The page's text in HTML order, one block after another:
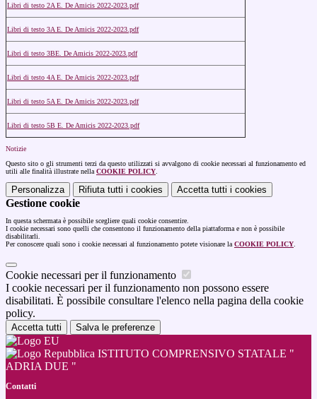
Libri di testo 2A E. De Amicis 2022-2023.pdf
Libri di testo 3A E. De Amicis 2022-2023.pdf
Libri di testo 3BE. De Amicis 2022-2023.pdf
Libri di testo 4A E. De Amicis 2022-2023.pdf
Libri di testo 5A E. De Amicis 2022-2023.pdf
Libri di testo 5B E. De Amicis 2022-2023.pdf
Notizie
Questo sito o gli strumenti terzi da questo utilizzati si avvalgono di cookie necessari al funzionamento ed
utili alle finalità illustrate nella COOKIE POLICY
Personalizza Rifiuta tutti i cookies Accetta tutti i cookies
Gestione cookie
In questa schermata è possibile scegliere quali cookie consentire.
I cookie necessari sono quelli che consentono il funzionamento della piattaforma e non è possibile
disabilitarli.
Per conoscere quali sono i cookie necessari al funzionamento potete visionare la COOKIE POLICY
Cookie necessari per il funzionamento
I cookie necessari per il funzionamento non possono essere
disabilitati. È possibile consultare l'elenco nella pagina della cookie
policy.
Accetta tutti Salva le preferenze
ISTITUTO COMPRENSIVO STATALE "
ADRIA DUE "
Contatti